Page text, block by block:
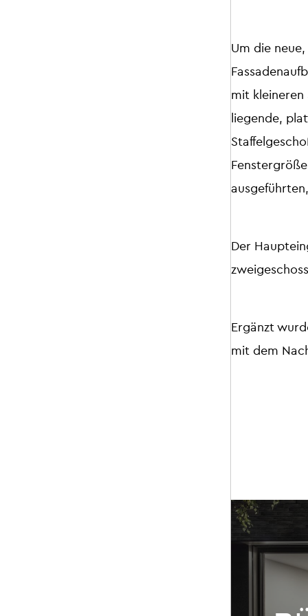
Um die
mit
liegende,
Der
Ergänzt
mit dem